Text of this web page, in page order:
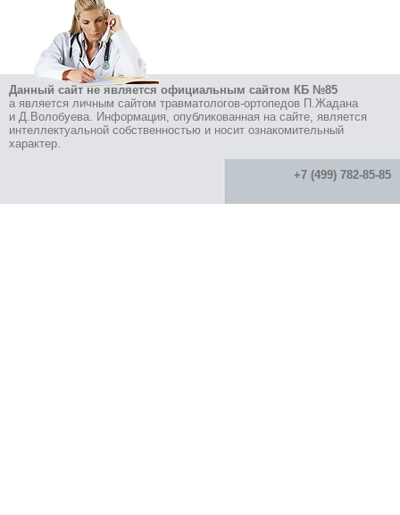
Данный сайт не является официальным сайтом КБ №85
а является личным сайтом травматологов-ортопедов П.Жадана
и Д.Волобуева. Информация, опубликованная на сайте, является
интеллектуальной собственностью и носит ознакомительный
характер.
+7 (499) 782-85-85